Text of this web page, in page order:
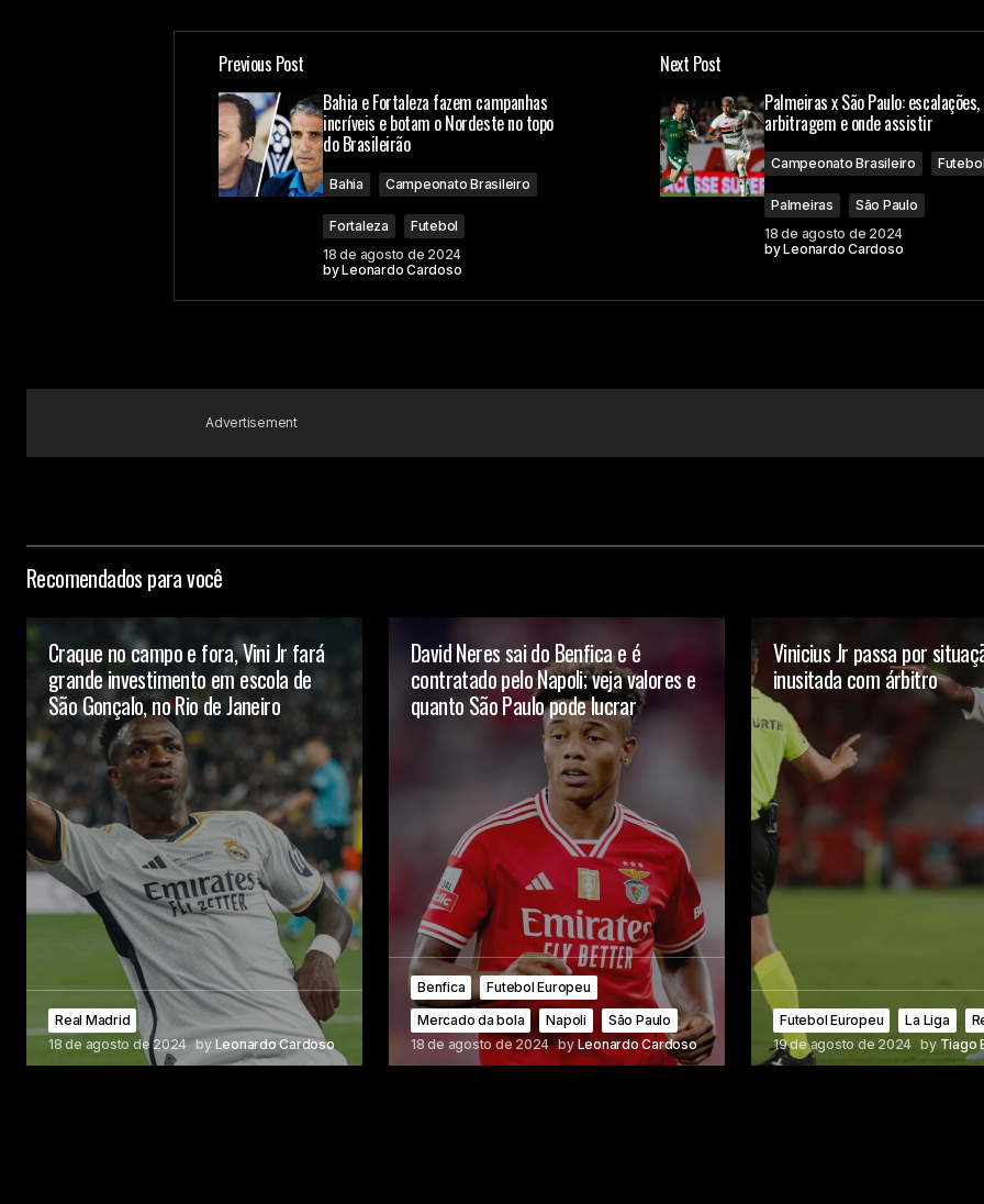
O seu endereço de e-mail não será publicado. Campos obrigatórios são marcados com
Comment*
Previous Post
Bahia e Fortaleza fazem campanhas
incríveis e botam o Nordeste no topo
do Brasileirão
Bahia Campeonato Brasileiro
Fortaleza
Futebol
18 de agosto de 2024
byLeonardo Cardoso
Next Post
Palmeiras x São Paulo: escalações,
arbitragem e onde assistir
Campeonato Brasileiro
Palmeiras
São Paulo
18 de agosto de 2024
byLeonardo Cardoso
Advertisement
Recomendados para você
Craque no campo e fora, Vini Jr fará
grande investimento em escola de
São Gonçalo, no Rio de Janeiro
Real Madrid
18 de agosto de 2024 by Leonardo Cardoso
David Neres sai do Benfica e é
contratado pelo Napoli; veja valores e
quanto São Paulo pode lucrar
Benfica
Futebol Europeu
Mercado da bola
Napoli
São Paulo
18 de agosto de 2024 by Leonardo Cardoso
Vinicius Jr passa por
inusitada com árbitro
Futebol Europeu La Liga
19 de agosto de 2024 by Tiago